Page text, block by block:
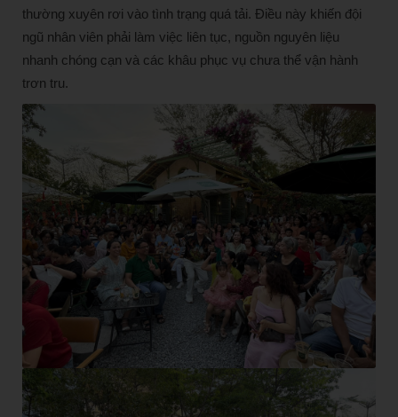
thường xuyên rơi vào tình trạng quá tải. Điều này khiến đội
ngũ nhân viên phải làm việc liên tục, nguồn nguyên liệu
nhanh chóng cạn và các khâu phục vụ chưa thể vận hành
trơn tru.